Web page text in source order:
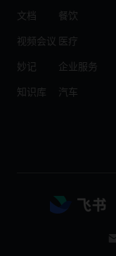
文档
视频会议
妙记
知识库
餐饮
医疗
企业服务
汽车